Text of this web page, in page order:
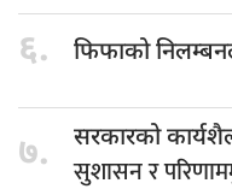
६. फिफाको
७. सरकारको
सुशासन र